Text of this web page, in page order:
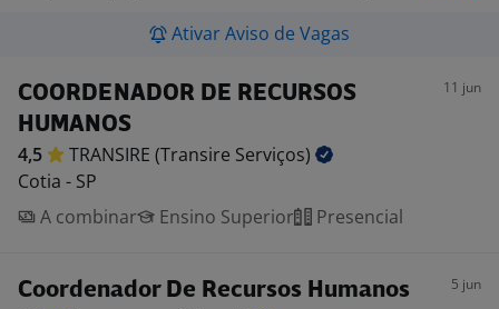
Ativar Aviso de Vagas
COORDENADOR DE RECURSOS
HUMANOS
11 jun
4,5 TRANSIRE (Transire Serviços)
Cotia - SP
A combinar
Ensino Superior Presencial
Coordenador De Recursos Humanos 5 jun